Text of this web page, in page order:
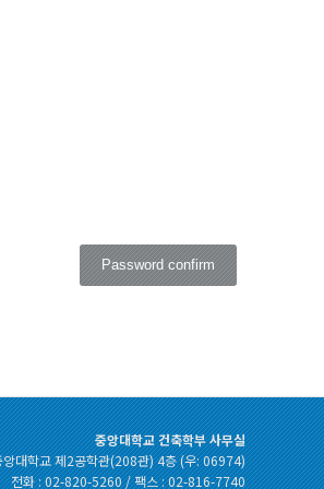
Password confirm
중앙대학교 건축학부 사무실
대학교 제2공학관(208관) 4층 (우: 06974)
전화 : 02-820-5260 / 팩스 : 02-816-7740